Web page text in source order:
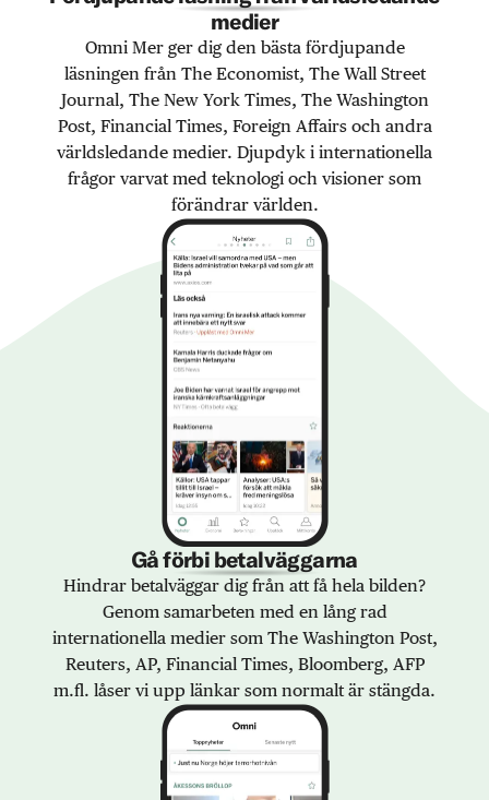
medier
Omni Mer ger dig den bästa fördjupande
läsningen från The Economist, The Wall Street
Journal, The New York Times, The Washington
Post, Financial Times, Foreign Affairs och andra
världsledande medier. Djupdyk i internationella
frågor varvat med teknologi och visioner som
förändrar världen.
Gå förbi betalväggarna
Hindrar betalväggar dig från att få hela bilden?
Genom samarbeten med en lång rad
internationella medier som The Washington Post,
Reuters, AP, Financial Times, Bloomberg, AFP
m.fl. låser vi upp länkar som normalt är stängda.